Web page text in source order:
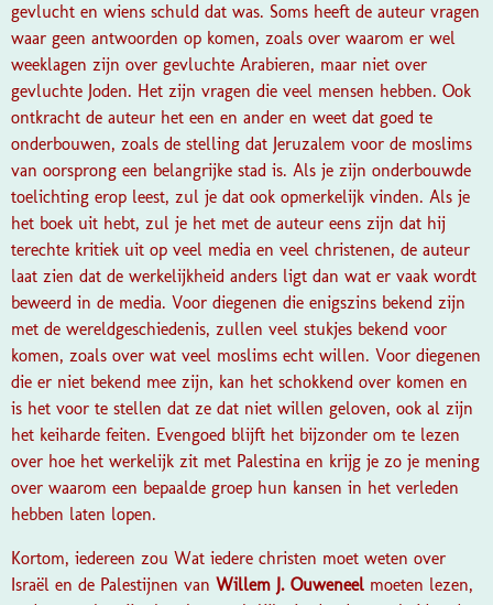
gevlucht en wiens schuld dat was. Soms heeft de auteur vragen
waar geen antwoorden op komen, zoals over waarom er wel
weeklagen zijn over gevluchte Arabieren, maar niet over
gevluchte Joden. Het zijn vragen die veel mensen hebben. Ook
ontkracht de auteur het een en ander en weet dat goed te
onderbouwen, zoals de stelling dat Jeruzalem voor de moslims
van oorsprong een belangrijke stad is. Als je zijn onderbouwde
toelichting erop leest, zul je dat ook opmerkelijk vinden. Als je
het boek uit hebt, zul je het met de auteur eens zijn dat hij
terechte kritiek uit op veel media en veel christenen, de auteur
laat zien dat de werkelijkheid anders ligt dan wat er vaak wordt
beweerd in de media. Voor diegenen die enigszins bekend zijn
met de wereldgeschiedenis, zullen veel stukjes bekend voor
komen, zoals over wat veel moslims echt willen. Voor diegenen
die er niet bekend mee zijn, kan het schokkend over komen en
is het voor te stellen dat ze dat niet willen geloven, ook al zijn
het keiharde feiten. Evengoed blijft het bijzonder om te lezen
over hoe het werkelijk zit met Palestina en krijg je zo je mening
over waarom een bepaalde groep hun kansen in het verleden
hebben laten lopen.
Kortom, iedereen zou Wat iedere christen moet weten over
Israël en de Palestijnen van Willem J. Ouweneel moeten lezen,